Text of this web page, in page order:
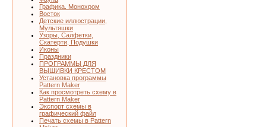
Графика. Монохром
Восток
Детские иллюстрации,
Мультяшки
Узоры, Салфетки,
Скатерти, Подушки
Иконы
Праздники
ПРОГРАММЫ ДЛЯ
ВЫШИВКИ КРЕСТОМ
Установка программы
Pattern Maker
Как просмотреть схему в
Pattern Maker
Экспорт схемы в
графический файл
Печать схемы в Pattern